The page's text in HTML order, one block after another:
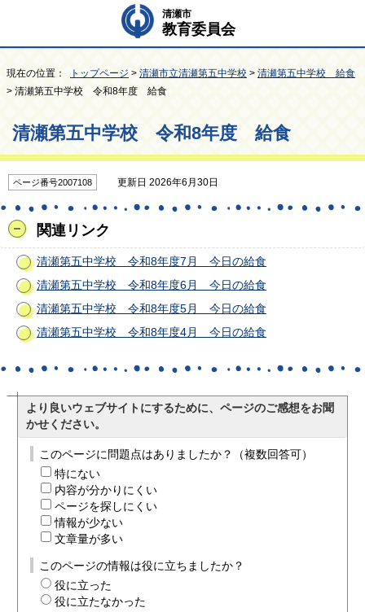
清瀬市
教育委員会
現在の位置： トップページ > 清瀬市立清瀬第五中学校 > 清瀬第五中学校 給食
> 清瀬第五中学校 令和8年度 給食
清瀬第五中学校 令和8年度 給食
ページ番号2007108 更新日 2026年6月30日
関連リンク
清瀬第五中学校 令和8年度7月 今日の給食
清瀬第五中学校 令和8年度6月 今日の給食
清瀬第五中学校 令和8年度5月 今日の給食
清瀬第五中学校 令和8年度4月 今日の給食
より良いウェブサイトにするために、ページのご感想をお聞
かせください。
このページに問題点はありましたか？（複数回答可）
特にない
内容が分かりにくい
ページを探しにくい
情報が少ない
文章量が多い
このページの情報は役に立ちましたか？
役に立った
役に立たなかった